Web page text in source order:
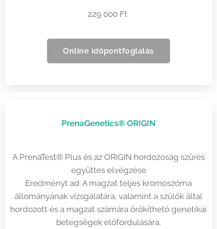
229 000 Ft
Online időpontfoglalás
PrenaGenetics® ORIGIN
A PrenaTest® Plus és az ORIGIN hordozóság szűrés
együttes elvégzése
Eredményt ad: A magzat teljes kromoszóma
állományának vizsgálatára, valamint a szülők által
hordozott és a magzat számára örökíthető genetikai
betegségek előfordulására.